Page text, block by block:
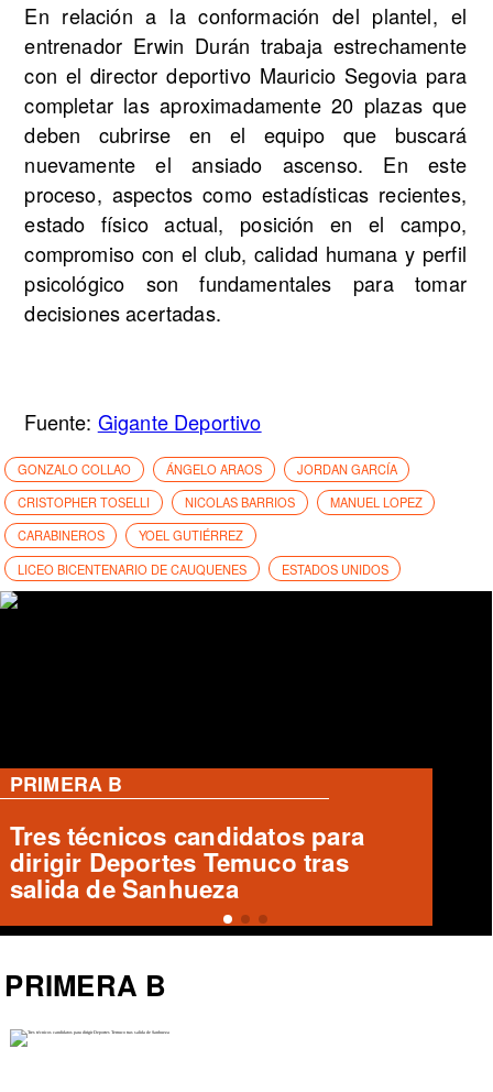
En relación a la conformación del plantel, el
entrenador Erwin Durán trabaja estrechamente
con el director deportivo Mauricio Segovia para
completar las aproximadamente 20 plazas que
deben cubrirse en el equipo que buscará
nuevamente el ansiado ascenso. En este
proceso, aspectos como estadísticas recientes,
estado físico actual, posición en el campo,
compromiso con el club, calidad humana y perfil
psicológico son fundamentales para tomar
decisiones acertadas.
Fuente: Gigante Deportivo
GONZALO COLLAO ÁNGELO ARAOS
JORDAN GARCÍA
CRISTOPHER TOSELLI
NICOLAS BARRIOS
MANUEL LOPEZ
CARABINEROS
YOEL GUTIÉRREZ
LICEO BICENTENARIO DE CAUQUENES
ESTADOS UNIDOS
PRIMERA B
Emilio Mancilla de Puerto Montt
se prepara para enfrentar a Santa
Cruz
PRIMERA B